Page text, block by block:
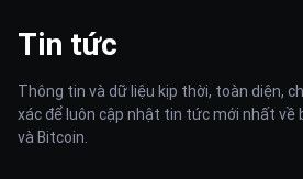
Tin tức
Thông tin và dữ liệu kịp thời, toàn diện,
xác để luôn cập nhật tin tức mới nhất về
và Bitcoin.